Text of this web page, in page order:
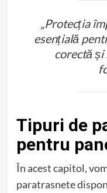
„Protecția
esențială
corectă
Tipuri de
pentru
În acest capitol,
paratrasnete